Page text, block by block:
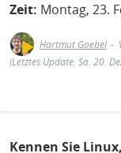
Zeit: Montag, 23.
Hartmut Goebel
(Letztes Update: Sa. 20.
Kennen Sie